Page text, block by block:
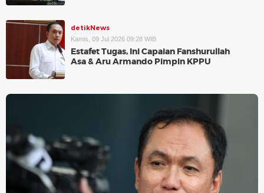
detikNews
Kamis, 09 Jul 2026 09:28 WIB
Estafet Tugas, Ini Capaian Fanshurullah
Asa & Aru Armando Pimpin KPPU